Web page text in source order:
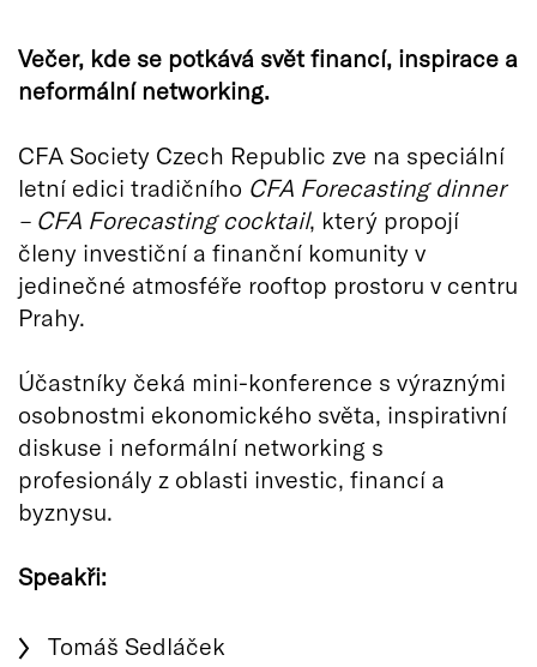
Večer, kde se potkává svět financí, inspirace a
neformální networking.
CFA Society Czech Republic zve na speciální
letní edici tradičního CFA Forecasting dinner
– CFA Forecasting cocktail, který propojí
členy investiční a finanční komunity v
jedinečné atmosféře rooftop prostoru v centru
Prahy.
Účastníky čeká mini-konference s výraznými
osobnostmi ekonomického světa, inspirativní
diskuse i neformální networking s
profesionály z oblasti investic, financí a
byznysu.
Speakři:
Tomáš Sedláček